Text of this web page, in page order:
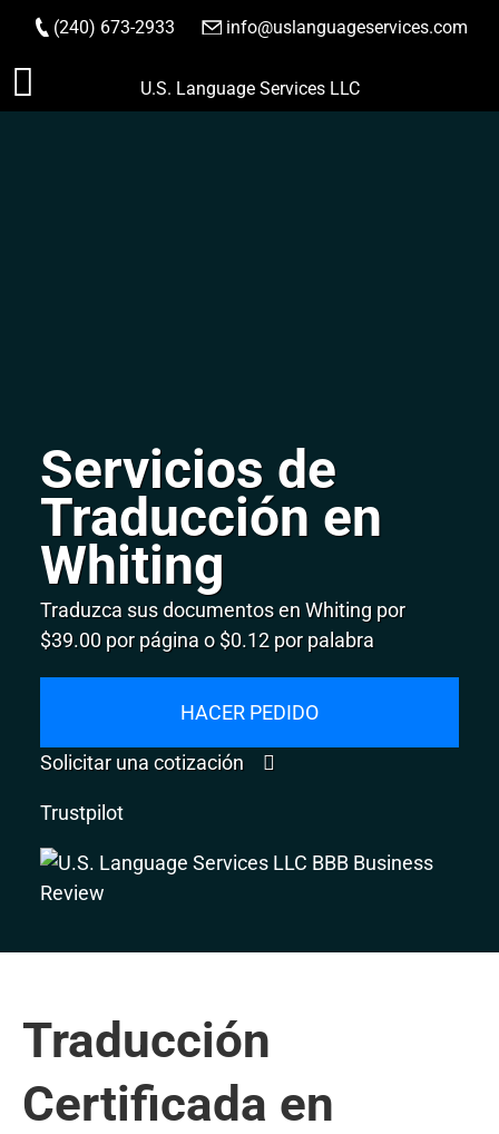
Saltar
(240) 673-2933 info@uslanguageservices.com
HACER PEDIDO
U.S. Language Services LLC
Servicios de
Traducción en
Whiting
Traduzca sus documentos en Whiting por
$39.00 por página o $0.12 por palabra
HACER PEDIDO
Solicitar una cotización
Trustpilot
Traducción
Certificada en